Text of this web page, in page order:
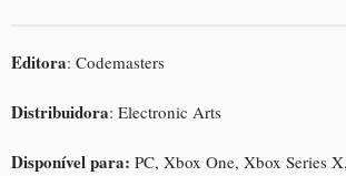
Editora: Codemasters
Distribuidora: Electronic Arts
Disponível para: PC, Xbox One, Xbox Series